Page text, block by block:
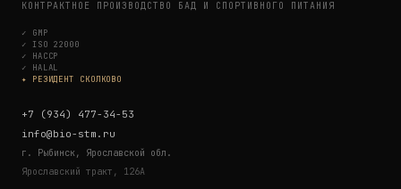
КОНТРАКТНОЕ ПРОИЗВОДСТВО БАД И СПОРТИВНОГО ПИТАНИЯ
✓ GMP
✓ ISO 22000
✓ HACCP
✓ HALAL
✦ РЕЗИДЕНТ СКОЛКОВО
+7 (934) 477-34-53
info@bio-stm.ru
г. Рыбинск, Ярославской обл.
Ярославский тракт, 126А